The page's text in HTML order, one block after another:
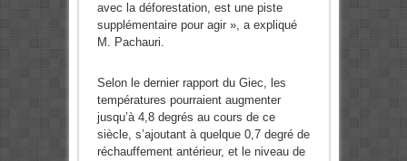
avec la déforestation, est une piste
supplémentaire pour agir », a expliqué
M. Pachauri.
Selon le dernier rapport du Giec, les
températures pourraient augmenter
jusqu’à 4,8 degrés au cours de ce
siècle, s’ajoutant à quelque 0,7 degré de
réchauffement antérieur, et le niveau de